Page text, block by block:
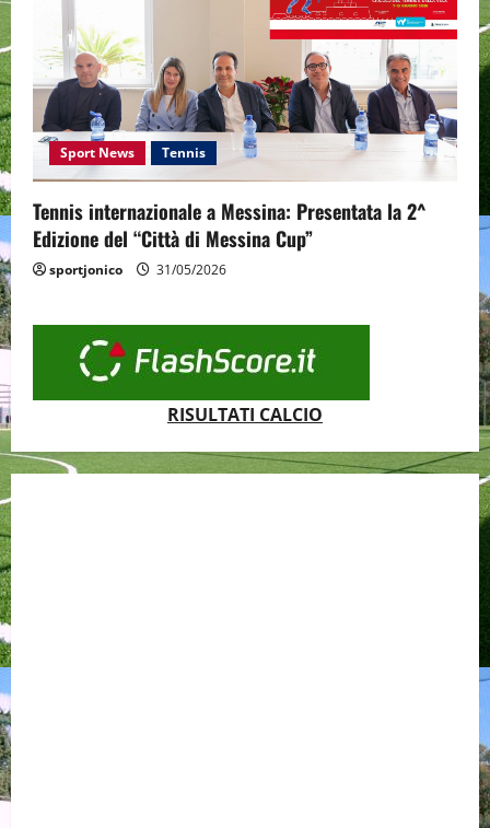
Sport News Tennis
Tennis internazionale a Messina: Presentata la 2^
Edizione del “Città di Messina Cup”
sportjonico 31/05/2026
RISULTATI CALCIO